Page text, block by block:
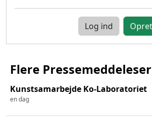
Log ind
Flere Pressemeddeleser
Kunstsamarbejde Ko-Laboratoriet
en dag